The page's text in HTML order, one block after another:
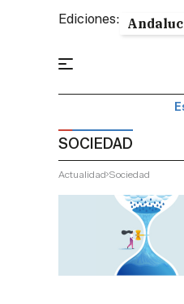
Ediciones:
SOCIEDAD
Actualidad Sociedad